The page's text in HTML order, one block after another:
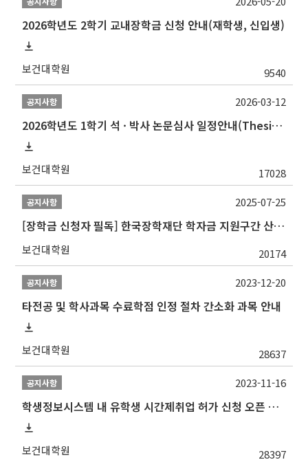
2026학년도 2학기 교내장학금 신청 안내(재학생, 신입생)
보건대학원 9540
공지사항
2026학년도 1학기 석 · 박사 논문심사 일정안내(Thesis Defense Schedules)
보건대학원 17028
2026-03-12
공지사항
[장학금 신청자 필독] 한국장학재단 학자금 지원구간 산정 권고
보건대학원 20174
2025-07-25
공지사항
타전공 및 학사과목 수료학점 인정 절차 간소화 과목 안내
보건대학원 28637
2023-12-20
공지사항
학생정보시스템 내 유학생 시간제취업 허가 신청 오픈 안내
보건대학원 28397
2023-11-16